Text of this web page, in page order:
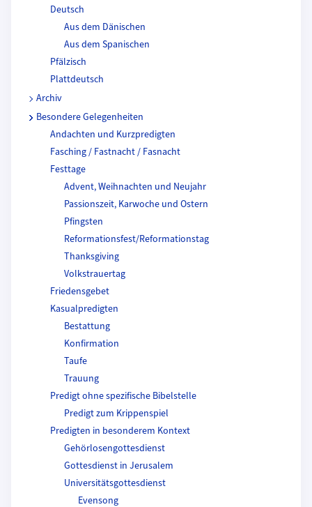
Deutsch
Aus dem Dänischen
Aus dem Spanischen
Pfälzisch
Plattdeutsch
Archiv
Besondere Gelegenheiten
Andachten und Kurzpredigten
Fasching / Fastnacht / Fasnacht
Festtage
Advent, Weihnachten und Neujahr
Passionszeit, Karwoche und Ostern
Pfingsten
Reformationsfest/Reformationstag
Thanksgiving
Volkstrauertag
Friedensgebet
Kasualpredigten
Bestattung
Konfirmation
Taufe
Trauung
Predigt ohne spezifische Bibelstelle
Predigt zum Krippenspiel
Predigten in besonderem Kontext
Gehörlosengottesdienst
Gottesdienst in Jerusalem
Universitätsgottesdienst
Evensong